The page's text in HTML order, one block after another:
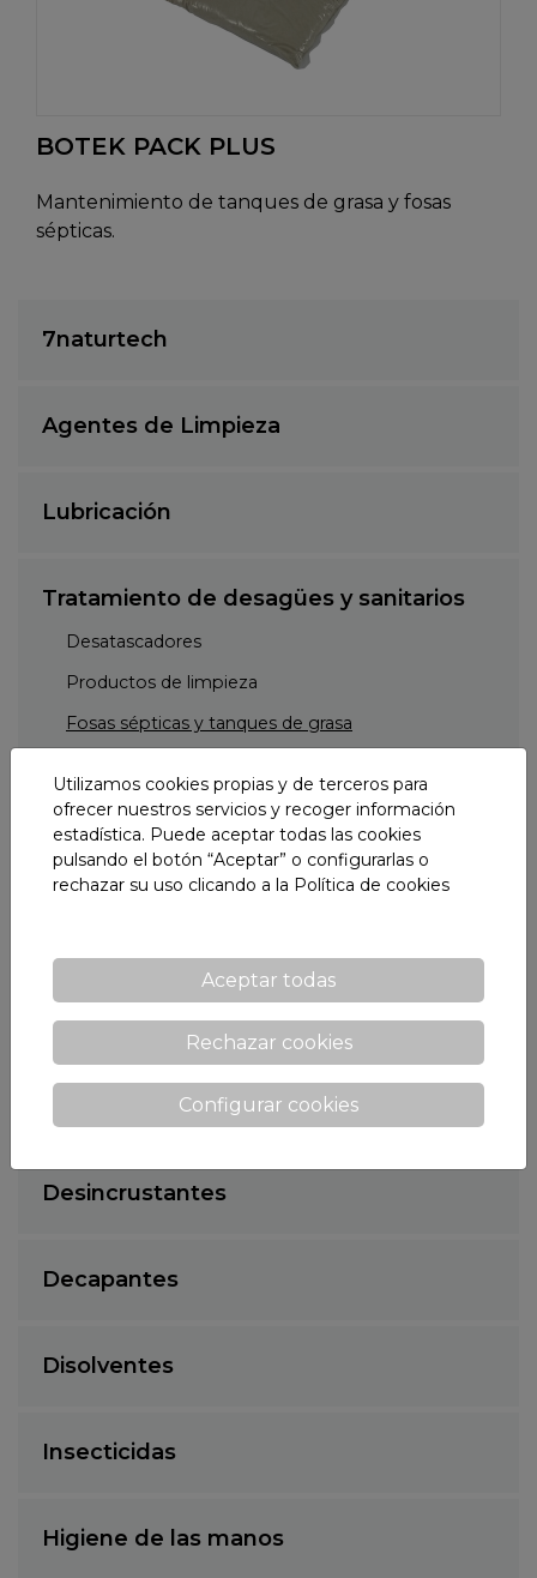
BOTEK PACK PLUS
Mantenimiento de tanques de grasa y fosas
sépticas.
7naturtech
Agentes de Limpieza
Lubricación
Tratamiento de desagües y sanitarios
Desatascadores
Productos de limpieza
Fosas sépticas y tanques de grasa
Desinfección de superficies
Productos adhesivos
Desincrustantes
Decapantes
Disolventes
Insecticidas
Higiene de las manos
Utilizamos cookies propias y de terceros para
ofrecer nuestros servicios y recoger información
estadística. Puede aceptar todas las cookies
pulsando el botón “Aceptar” o configurarlas o
rechazar su uso clicando a la Política de cookies
Aceptar todas
Rechazar cookies
Configurar cookies